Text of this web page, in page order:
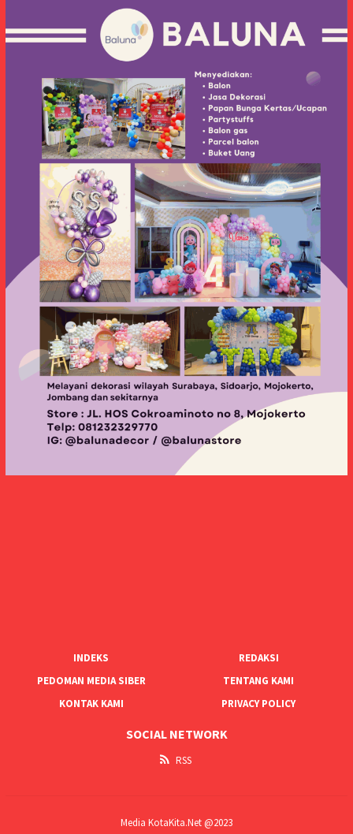
INDEKS
REDAKSI
PEDOMAN MEDIA SIBER
TENTANG KAMI
KONTAK KAMI
PRIVACY POLICY
SOCIAL NETWORK
RSS
Media KotaKita.Net @2023